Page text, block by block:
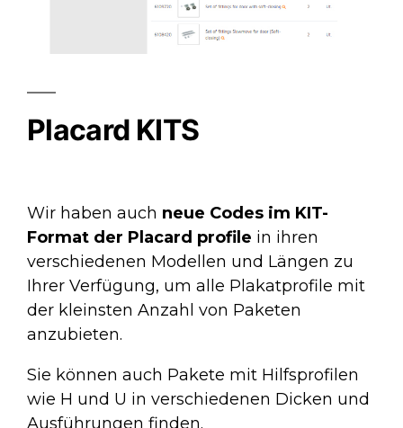
Placard KITS
Wir haben auch neue Codes im KIT-
Format der Placard profile in ihren
verschiedenen Modellen und Längen zu
Ihrer Verfügung, um alle Plakatprofile mit
der kleinsten Anzahl von Paketen
anzubieten.
Sie können auch Pakete mit Hilfsprofilen
wie H und U in verschiedenen Dicken und
Ausführungen finden.